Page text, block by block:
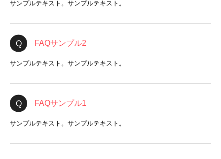
サンプルテキスト。サンプルテキスト。
FAQサンプル2
サンプルテキスト。サンプルテキスト。
FAQサンプル1
サンプルテキスト。サンプルテキスト。